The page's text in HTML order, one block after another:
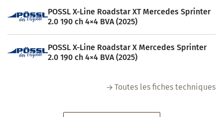
POSSL X-Line Roadstar XT Mercedes Sprinter
2.0 190 ch 4×4 BVA (2025)
POSSL X-Line Roadstar X Mercedes Sprinter
2.0 190 ch 4×4 BVA (2025)
Toutes les fiches techniques